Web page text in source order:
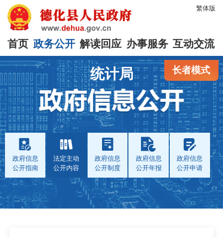
繁体版
首页 政务公开 解读回应 办事服务 互动交流
长者模式
统计局
政府信息
公开指南
法定主动
公开内容
政府信息
公开制度
政府信息
公开年报
政府信息
公开申请